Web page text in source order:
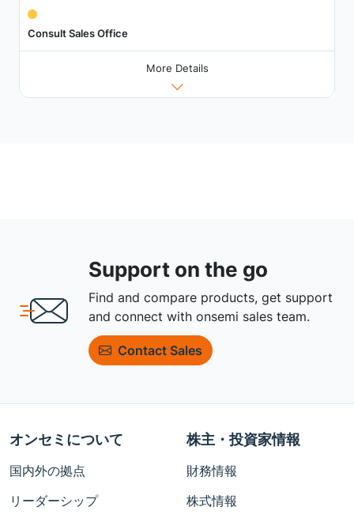
Consult Sales Office
More Details
Support on the go
Find and compare products, get support
and connect with onsemi sales team.
Contact Sales
オンセミについて
国内外の拠点
リーダーシップ
株主・投資家情報
財務情報
株式情報